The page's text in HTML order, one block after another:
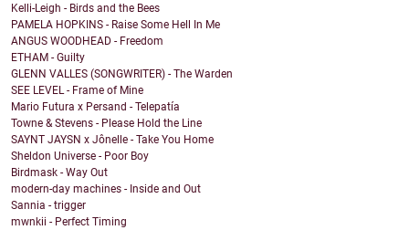
Kelli-Leigh - Birds and the Bees
PAMELA HOPKINS - Raise Some Hell In Me
ANGUS WOODHEAD - Freedom
ETHAM - Guilty
GLENN VALLES (SONGWRITER) - The Warden
SEE LEVEL - Frame of Mine
Mario Futura x Persand - Telepatía
Towne & Stevens - Please Hold the Line
SAYNT JAYSN x Jônelle - Take You Home
Sheldon Universe - Poor Boy
Birdmask - Way Out
modern-day machines - Inside and Out
Sannia - trigger
mwnkii - Perfect Timing